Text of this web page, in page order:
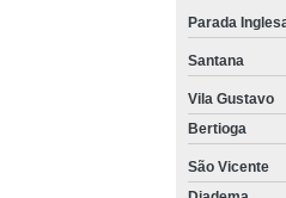
Parada
Santana
Vila Gustavo
Bertioga
São Vicente